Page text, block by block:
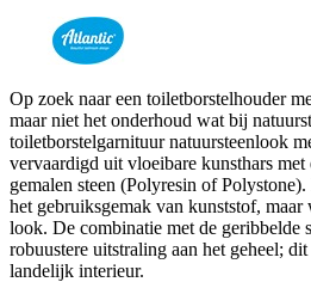
Op zoek naar een toiletborstelhouder
maar niet het onderhoud wat bij
toiletborstelgarnituur natuursteenlook
vervaardigd uit vloeibare kunsthars
gemalen steen (Polyresin of
het gebruiksgemak van kunststof, maar
look. De combinatie met de geribbelde
robuustere uitstraling aan het geheel;
landelijk interieur.